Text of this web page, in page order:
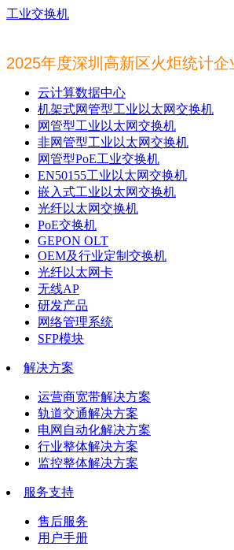
工业交换机
2025年度深圳高新区火炬统计企
云计算数据中心
机架式网管型工业以太网交换机
网管型工业以太网交换机
非网管型工业以太网交换机
网管型PoE工业交换机
EN50155工业以太网交换机
嵌入式工业以太网交换机
光纤以太网交换机
PoE交换机
GEPON OLT
OEM及行业定制交换机
光纤以太网卡
无线AP
研发产品
网络管理系统
SFP模块
解决方案
运营商宽带解决方案
轨道交通解决方案
电网自动化解决方案
行业整体解决方案
监控整体解决方案
服务支持
售后服务
用户手册